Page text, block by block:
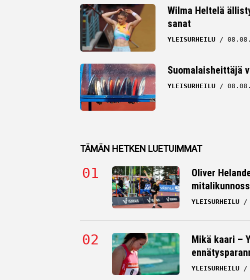
Wilma Heltelä
sanat
YLEISURHEILU
Suomalaisheittäjä
YLEISURHEILU
TÄMÄN HETKEN LUETUIMMAT
Oliver
YLEISURHEILU
Mikä kaari –
YLEISURHEILU